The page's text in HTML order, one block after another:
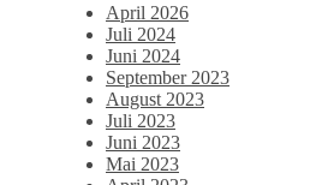
April 2026
Juli 2024
Juni 2024
September 2023
August 2023
Juli 2023
Juni 2023
Mai 2023